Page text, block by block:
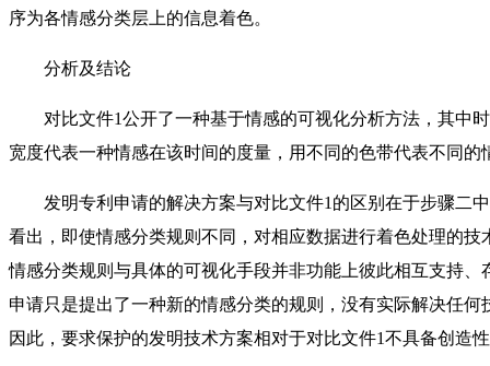
序为各情感分类层上的信息着色。
分析及结论
对比文件1公开了一种基于情感的可视化分析方法，其中
宽度代表一种情感在该时间的度量，用不同的色带代表不同的
发明专利申请的解决方案与对比文件1的区别在于步骤二
看出，即使情感分类规则不同，对相应数据进行着色处理的
情感分类规则与具体的可视化手段并非功能上彼此相互支持
申请只是提出了一种新的情感分类的规则，没有实际解决任
因此，要求保护的发明技术方案相对于对比文件1不具备创造